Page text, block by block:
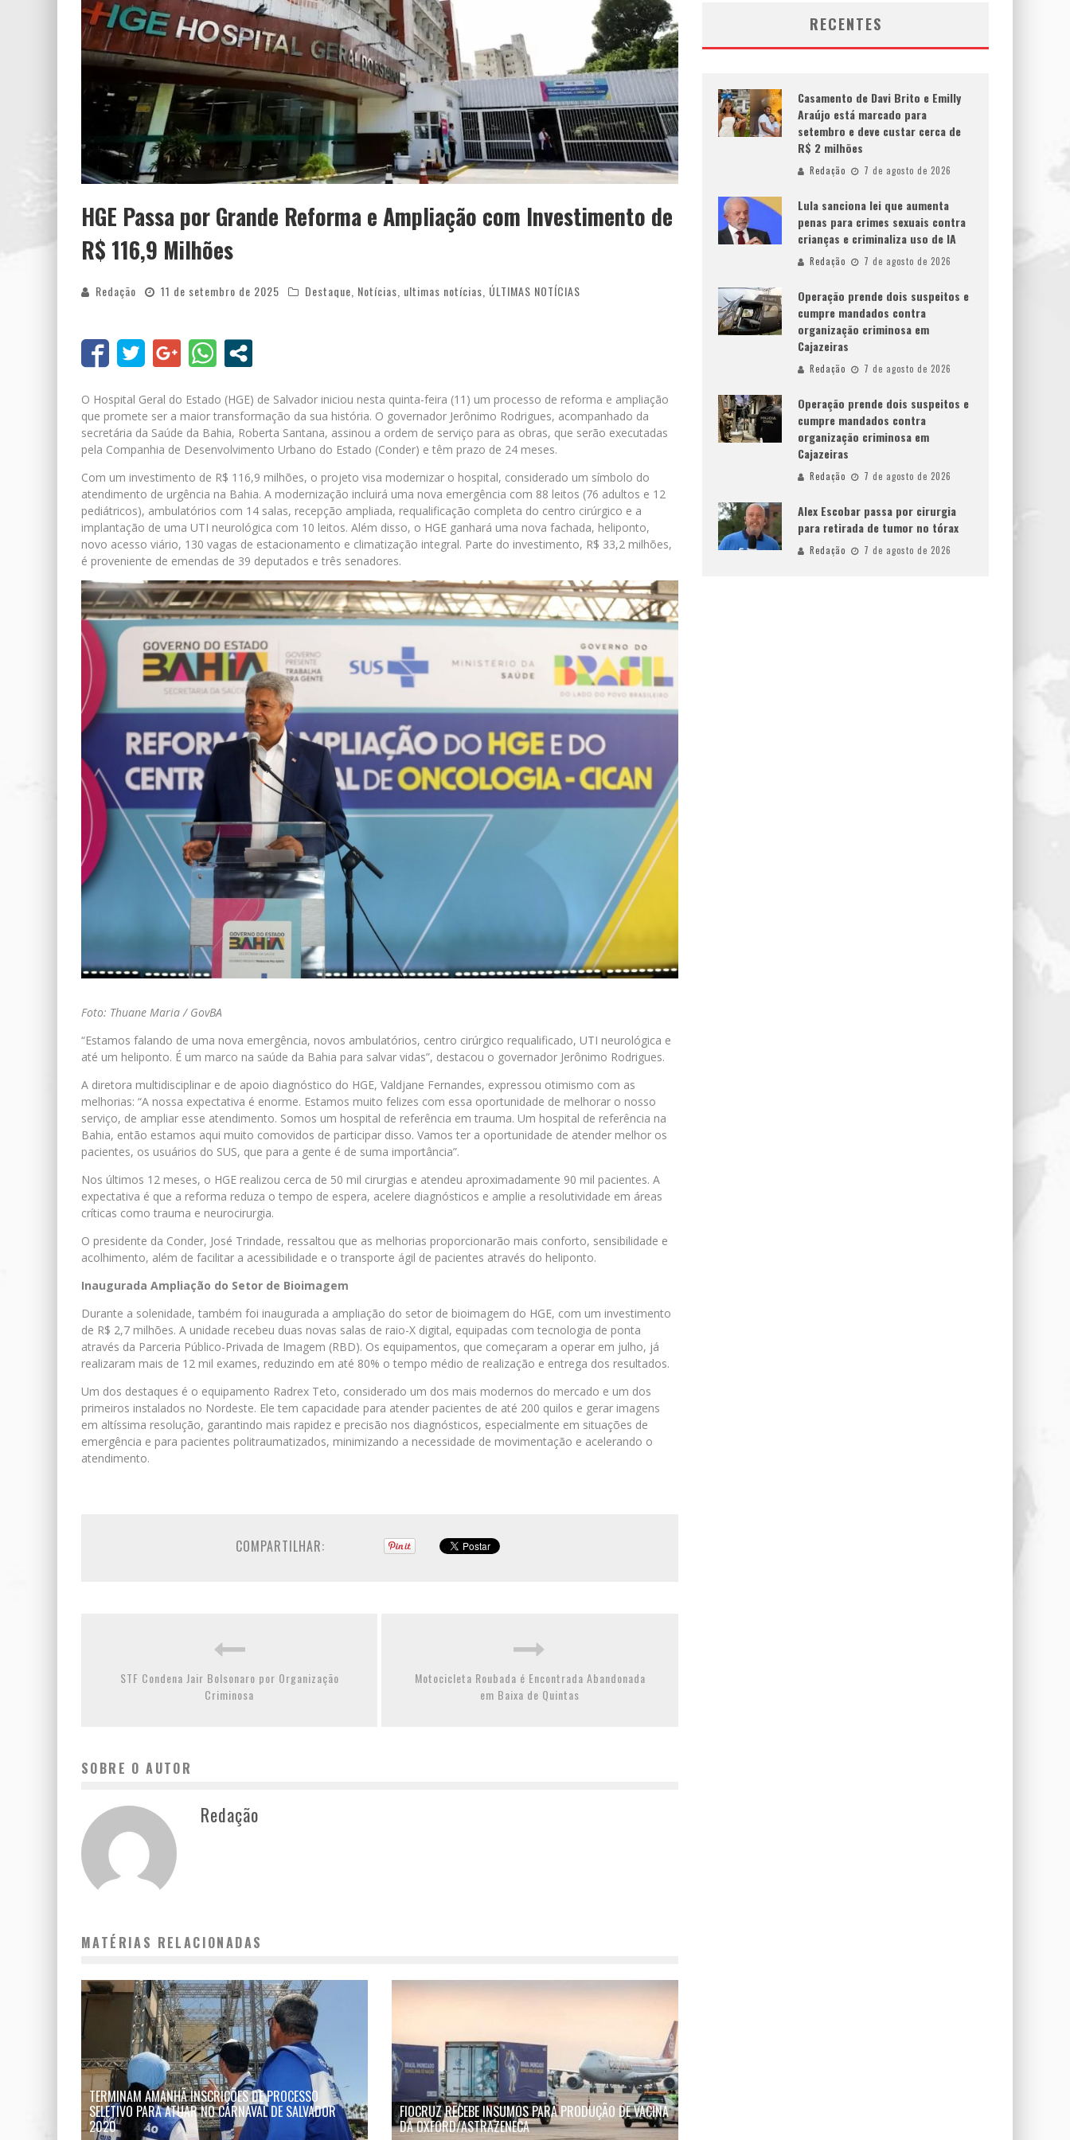
HGE Passa por Grande Reforma e Ampliação com Investimento de
R$ 116,9 Milhões
Redação 11 de setembro de 2025 Destaque Notícias ultimas notícias ÚLTIMAS NOTÍCIAS
O Hospital Geral do Estado (HGE) de Salvador iniciou nesta quinta-feira (11) um processo de reforma e ampliação
que promete ser a maior transformação da sua história. O governador Jerônimo Rodrigues, acompanhado da
secretária da Saúde da Bahia, Roberta Santana, assinou a ordem de serviço para as obras, que serão executadas
pela Companhia de Desenvolvimento Urbano do Estado (Conder) e têm prazo de 24 meses.
Com um investimento de R$ 116,9 milhões, o projeto visa modernizar o hospital, considerado um símbolo do
atendimento de urgência na Bahia. A modernização incluirá uma nova emergência com 88 leitos (76 adultos e 12
pediátricos), ambulatórios com 14 salas, recepção ampliada, requalificação completa do centro cirúrgico e a
implantação de uma UTI neurológica com 10 leitos. Além disso, o HGE ganhará uma nova fachada, heliponto,
novo acesso viário, 130 vagas de estacionamento e climatização integral. Parte do investimento, R$ 33,2 milhões,
é proveniente de emendas de 39 deputados e três senadores.
Foto: Thuane Maria / GovBA
“Estamos falando de uma nova emergência, novos ambulatórios, centro cirúrgico requalificado, UTI neurológica e
até um heliponto. É um marco na saúde da Bahia para salvar vidas”, destacou o governador Jerônimo Rodrigues.
A diretora multidisciplinar e de apoio diagnóstico do HGE, Valdjane Fernandes, expressou otimismo com as
melhorias: “A nossa expectativa é enorme. Estamos muito felizes com essa oportunidade de melhorar o nosso
serviço, de ampliar esse atendimento. Somos um hospital de referência em trauma. Um hospital de referência na
Bahia, então estamos aqui muito comovidos de participar disso. Vamos ter a oportunidade de atender melhor os
pacientes, os usuários do SUS, que para a gente é de suma importância”.
Nos últimos 12 meses, o HGE realizou cerca de 50 mil cirurgias e atendeu aproximadamente 90 mil pacientes. A
expectativa é que a reforma reduza o tempo de espera, acelere diagnósticos e amplie a resolutividade em áreas
críticas como trauma e neurocirurgia.
O presidente da Conder, José Trindade, ressaltou que as melhorias proporcionarão mais conforto, sensibilidade e
acolhimento, além de facilitar a acessibilidade e o transporte ágil de pacientes através do heliponto.
Inaugurada Ampliação do Setor de Bioimagem
Durante a solenidade, também foi inaugurada a ampliação do setor de bioimagem do HGE, com um investimento
de R$ 2,7 milhões. A unidade recebeu duas novas salas de raio-X digital, equipadas com tecnologia de ponta
através da Parceria Público-Privada de Imagem (RBD). Os equipamentos, que começaram a operar em julho, já
realizaram mais de 12 mil exames, reduzindo em até 80% o tempo médio de realização e entrega dos resultados.
Um dos destaques é o equipamento Radrex Teto, considerado um dos mais modernos do mercado e um dos
primeiros instalados no Nordeste. Ele tem capacidade para atender pacientes de até 200 quilos e gerar imagens
em altíssima resolução, garantindo mais rapidez e precisão nos diagnósticos, especialmente em situações de
emergência e para pacientes politraumatizados, minimizando a necessidade de movimentação e acelerando o
atendimento.
COMPARTILHAR:
STF Condena Jair Bolsonaro por Organização
Criminosa
Motocicleta Roubada é Encontrada Abandonada
em Baixa de Quintas
SOBRE O AUTOR
Redação
MATÉRIAS RELACIONADAS
TERMINAM AMANHÃ INSCRIÇÕES DE PROCESSO
SELETIVO PARA ATUAR NO CARNAVAL DE SALVADOR
2020
FIOCRUZ RECEBE INSUMOS PARA PRODUÇÃO DE VACINA
DA OXFORD/ASTRAZENECA
RECENTES
Casamento de Davi Brito e Emilly
Araújo está marcado para
setembro e deve custar cerca de
R$ 2 milhões
Redação 7 de agosto de 2026
Lula sanciona lei que aumenta
penas para crimes sexuais contra
crianças e criminaliza uso de IA
Redação 7 de agosto de 2026
Operação prende dois suspeitos e
cumpre mandados contra
organização criminosa em
Cajazeiras
Redação 7 de agosto de 2026
Operação prende dois suspeitos e
cumpre mandados contra
organização criminosa em
Cajazeiras
Redação 7 de agosto de 2026
Alex Escobar passa por cirurgia
para retirada de tumor no tórax
Redação 7 de agosto de 2026